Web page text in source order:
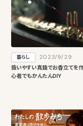
暮らし
2023/9/29
扱いやすい真鍮でお香立てを作
心者でもかんたんDIY